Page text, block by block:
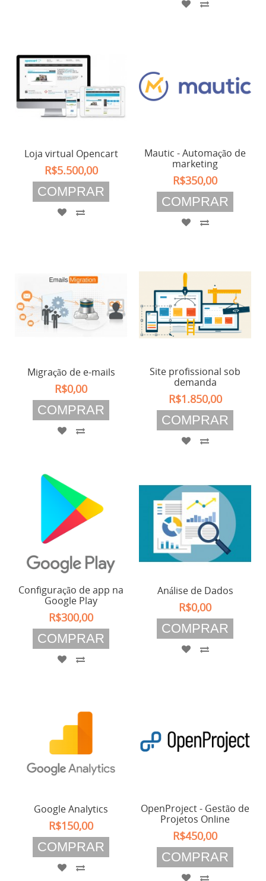
Loja virtual Opencart
R$5.500,00
COMPRAR
Mautic - Automação de
marketing
R$350,00
COMPRAR
Migração de e-mails
R$0,00
COMPRAR
Site profissional sob
demanda
R$1.850,00
COMPRAR
Configuração de app na
Google Play
R$300,00
COMPRAR
Análise de Dados
R$0,00
COMPRAR
Google Analytics
R$150,00
COMPRAR
OpenProject - Gestão de
Projetos Online
R$450,00
COMPRAR